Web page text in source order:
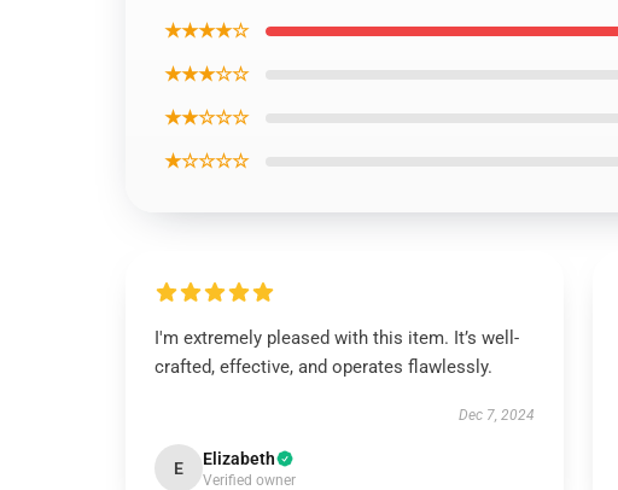
★★★★☆
★★★☆☆
★★☆☆☆
★☆☆☆☆
I'm extremely pleased with this item. It’s well-
crafted, effective, and operates flawlessly.
Dec 7, 2024
E Elizabeth
Verified owner